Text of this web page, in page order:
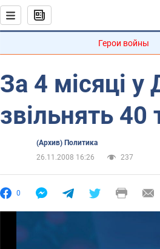
Герои войны
За 4 місяці у
звільнять
(Архив) Политика
26.11.2008 16:26
237
0